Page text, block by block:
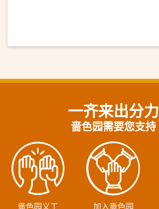
一齐来出分力
啬色园需要您支持
啬色园义工 加入啬色园